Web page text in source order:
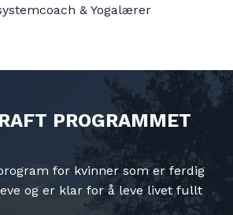
& Yogalærer
PROGRAMMET
for kvinner som er ferdig
og er klar for å leve livet fullt